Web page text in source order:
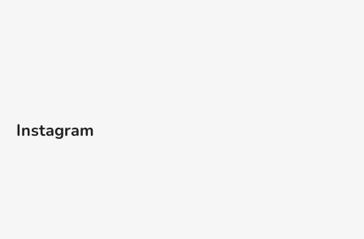
Instagram